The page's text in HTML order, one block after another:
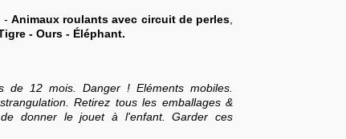
- Animaux roulants avec circuit de perles,
- Ours - Éléphant.
de 12 mois. Danger ! Eléments mobiles.
Retirez tous les emballages &
donner le jouet à l'enfant. Garder ces